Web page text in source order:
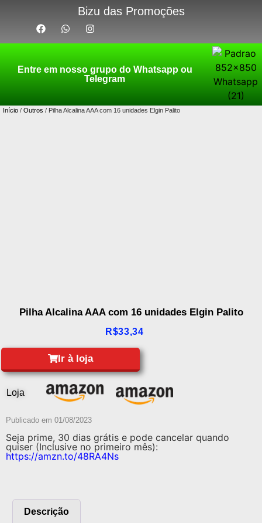
Bizu das Promoções
Entre em nosso grupo do Whatsapp ou
Telegram
Início / Outros / Pilha Alcalina AAA com 16 unidades Elgin Palito
Pilha Alcalina AAA com 16 unidades Elgin Palito
R$33,34
Ir à loja
Loja
Publicado em 01/08/2023
Seja prime, 30 dias grátis e pode cancelar quando
quiser (Inclusive no primeiro mês):
https://amzn.to/48RA4Ns
Descrição